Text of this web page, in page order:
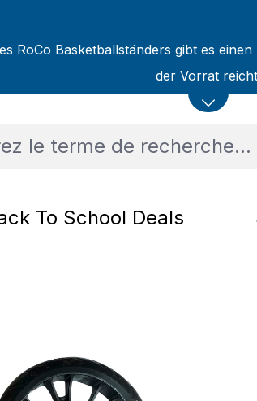
RoCo Basketballständers gibt es
der Vorrat
To School Deals